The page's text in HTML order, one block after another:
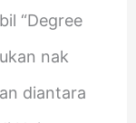
“Degree
nak
diantara